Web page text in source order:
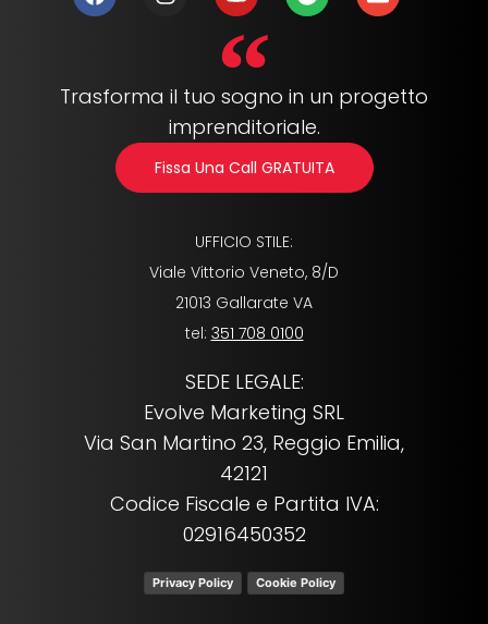
Trasforma il tuo sogno in un progetto
imprenditoriale.
Fissa Una Call GRATUITA
UFFICIO STILE:
Viale Vittorio Veneto, 8/D
21013 Gallarate VA
tel: 351 708 0100
SEDE LEGALE:
Evolve Marketing SRL
Via San Martino 23, Reggio Emilia,
42121
Codice Fiscale e Partita IVA:
02916450352
Privacy Policy Cookie Policy